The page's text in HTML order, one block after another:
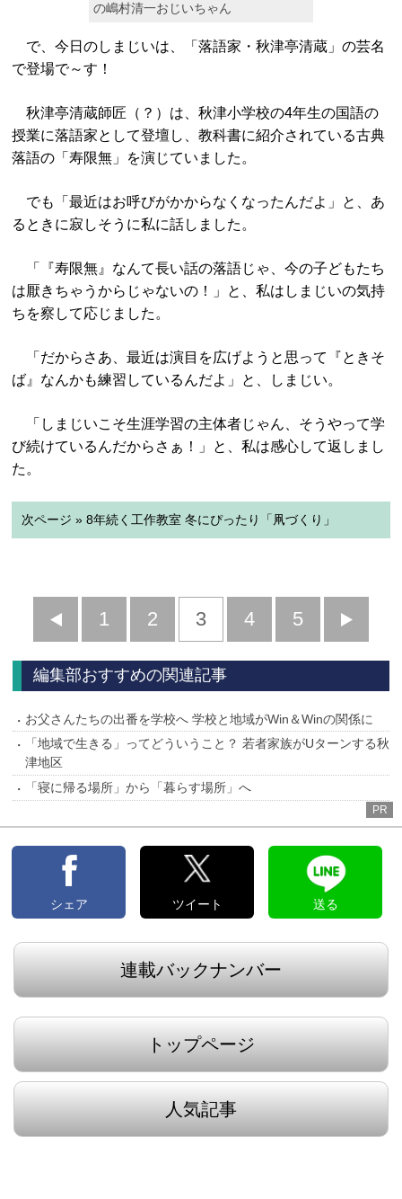
の嶋村清一おじいちゃん
で、今日のしまじいは、「落語家・秋津亭清蔵」の芸名
で登場で～す！
秋津亭清蔵師匠（？）は、秋津小学校の4年生の国語の
授業に落語家として登壇し、教科書に紹介されている古典
落語の「寿限無」を演じていました。
でも「最近はお呼びがかからなくなったんだよ」と、あ
るときに寂しそうに私に話しました。
「『寿限無』なんて長い話の落語じゃ、今の子どもたち
は厭きちゃうからじゃないの！」と、私はしまじいの気持
ちを察して応じました。
「だからさあ、最近は演目を広げようと思って『ときそ
ば』なんかも練習しているんだよ」と、しまじい。
「しまじいこそ生涯学習の主体者じゃん、そうやって学
び続けているんだからさぁ！」と、私は感心して返しまし
た。
次ページ » 8年続く工作教室 冬にぴったり「凧づくり」
前
へ
1 2 3 4 5
へ
編集部おすすめの関連記事
お父さんたちの出番を学校へ 学校と地域がWin＆Winの関係に
「地域で生きる」ってどういうこと？ 若者家族がUターンする秋
津地区
「寝に帰る場所」から「暮らす場所」へ
PR
シェア ツイート 送る
連載バックナンバー
トップページ
人気記事